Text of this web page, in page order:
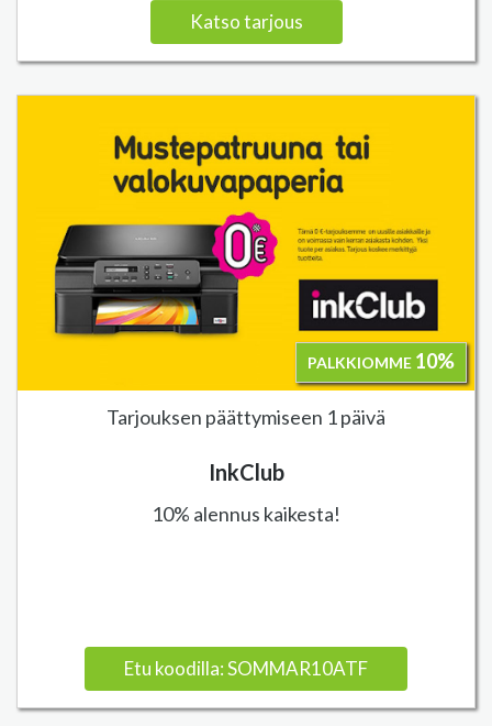
Katso tarjous
PALKKIOMME 10%
Tarjouksen päättymiseen 1 päivä
InkClub
10% alennus kaikesta!
Etu koodilla: SOMMAR10ATF